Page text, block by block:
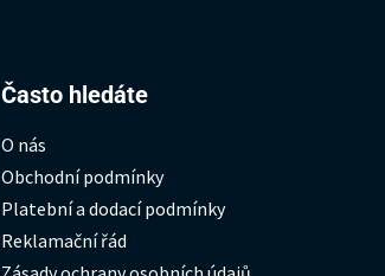
Často hledáte
O nás
Obchodní podmínky
Platební a dodací podmínky
Reklamační řád
Hledat: